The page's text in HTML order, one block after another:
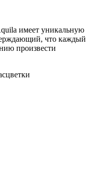
имеет уникальную
что каждый
произвести